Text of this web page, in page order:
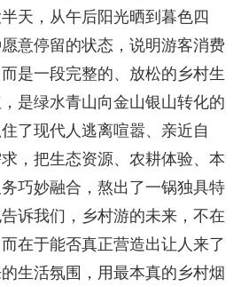
天，从午后阳光晒到暮色四
意停留的状态，说明游客消费
是一段完整的、放松的乡村生
是绿水青山向金山银山转化的
了现代人逃离喧嚣、亲近自
，把生态资源、农耕体验、本
巧妙融合，熬出了一锅独具特
诉我们，乡村游的未来，不在
在于能否真正营造出让人来了
生活氛围，用最本真的乡村烟